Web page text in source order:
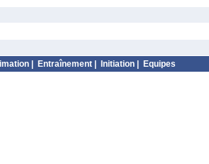
Entraînement Initiation Equipes